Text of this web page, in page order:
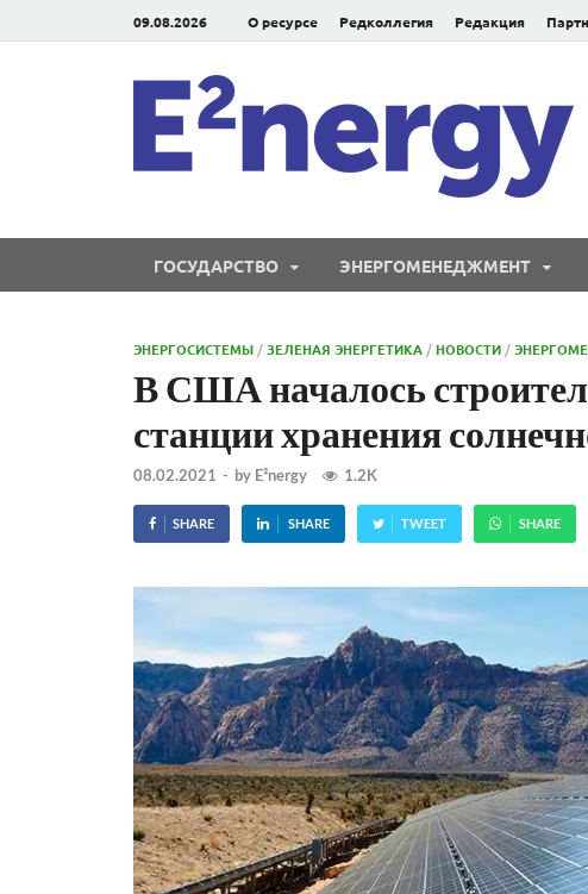
09.08.2026 О ресурсе Редколлегия Редакция
ГОСУДАРСТВО ЭНЕРГОМЕНЕДЖМЕНТ
ЭНЕРГОСИСТЕМЫ /ЗЕЛЕНАЯ ЭНЕРГЕТИКА /НОВОСТИ /
В США началось
станции хранения
08.02.2021 - by E²nergy 1.2K
SHARE SHARE TWEET SHARE